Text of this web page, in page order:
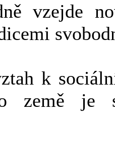
vzejde
k
země je